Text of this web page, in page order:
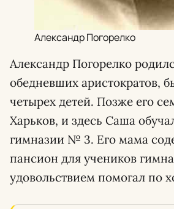
Александр Погорелко
Александр Погорелко
обедневших аристократов,
четырех детей. Позже его
Харьков, и здесь Саша
гимназии № 3. Его мама
пансион для учеников
удовольствием помогал по